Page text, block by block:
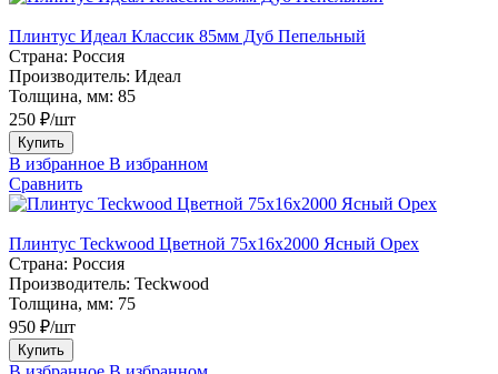
Плинтус Идеал Классик 85мм Дуб Пепельный
Страна: Россия
Производитель: Идеал
Толщина, мм: 85
250 ₽/шт
Купить
В избранное В избранном
Сравнить
Плинтус Teckwood Цветной 75х16х2000 Ясный Орех
Страна: Россия
Производитель: Teckwood
Толщина, мм: 75
950 ₽/шт
Купить